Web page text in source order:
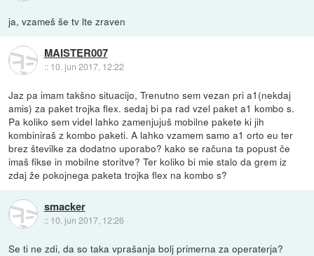
ja, vzameš še tv lte zraven
MAISTER007
:: 10. jun 2017, 12:22
Jaz pa imam takšno situacijo, Trenutno sem vezan pri a1(nekdaj
amis) za paket trojka flex. sedaj bi pa rad vzel paket a1 kombo s.
Pa koliko sem videl lahko zamenjujuš mobilne pakete ki jih
kombiniraš z kombo paketi. A lahko vzamem samo a1 orto eu ter
brez številke za dodatno uporabo? kako se računa ta popust če
imaš fikse in mobilne storitve? Ter koliko bi mie stalo da grem iz
zdaj že pokojnega paketa trojka flex na kombo s?
smacker
:: 10. jun 2017, 12:26
Se ti ne zdi, da so taka vprašanja bolj primerna za operaterja?